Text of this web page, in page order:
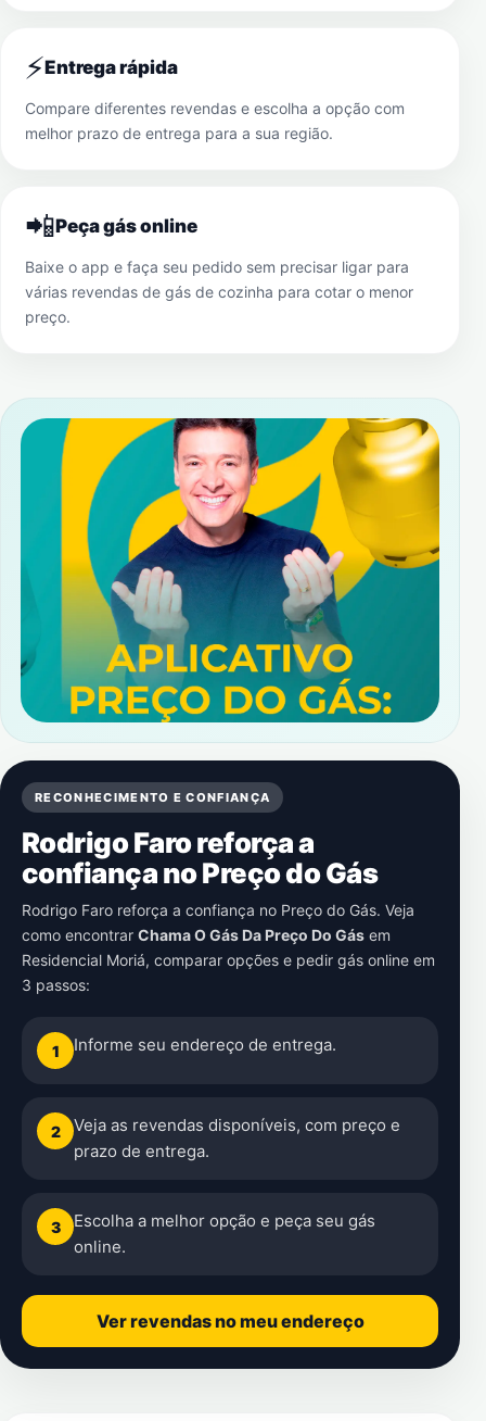
⚡Entrega rápida
Compare diferentes revendas e escolha a opção com
melhor prazo de entrega para a sua região.
📲Peça gás online
Baixe o app e faça seu pedido sem precisar ligar para
várias revendas de gás de cozinha para cotar o menor
preço.
RECONHECIMENTO E CONFIANÇA
Rodrigo Faro reforça a
confiança no Preço do Gás
Rodrigo Faro reforça a confiança no Preço do Gás. Veja
como encontrar Chama O Gás Da Preço Do Gás em
Residencial Moriá, comparar opções e pedir gás online em
3 passos:
1 Informe seu endereço de entrega.
2
Veja as revendas disponíveis, com preço e
prazo de entrega.
3
Escolha a melhor opção e peça seu gás
online.
Ver revendas no meu endereço